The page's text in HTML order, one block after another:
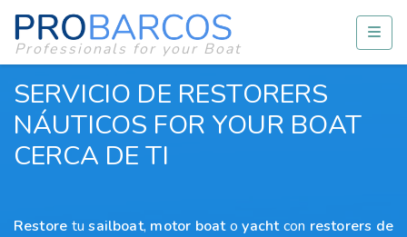
Professionals for your Boat
SERVICIO DE RESTORERS
NÁUTICOS FOR YOUR BOAT
CERCA DE TI
Restore tusailboat, motor boatoyachtcon restorers de